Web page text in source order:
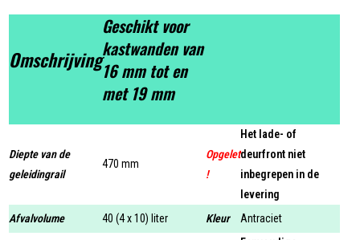
Omschrijving
Geschikt voor
kastwanden van
16 mm tot en
met 19 mm
Diepte van de
geleidingrail
470 mm
Opgelet
!
Het lade- of
deurfront niet
inbegrepen in de
levering
Afvalvolume
40 (4 x 10) liter Kleur Antraciet